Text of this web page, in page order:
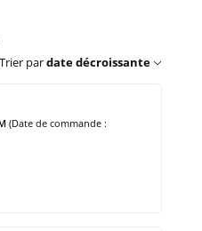
Trier pardate décroissante
(Date de commande :